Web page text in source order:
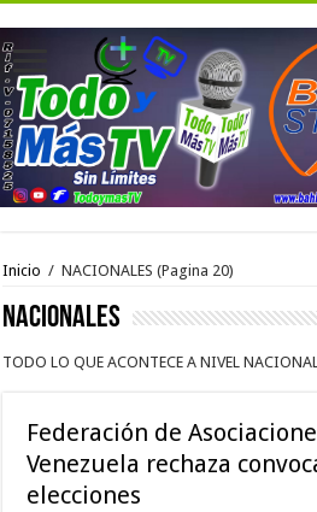
Inicio / NACIONALES (Pagina 20)
NACIONALES
TODO LO QUE ACONTECE A NIVEL
Federación de
Venezuela rechaza
elecciones